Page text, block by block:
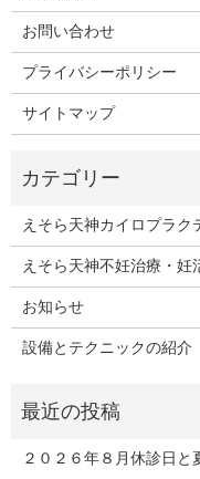
お問い合わせ
プライバシーポリシー
サイトマップ
えそら天神カイロプラク
えそら天神不妊治療・妊
お知らせ
設備とテクニックの紹介
２０２６年８月休診日と